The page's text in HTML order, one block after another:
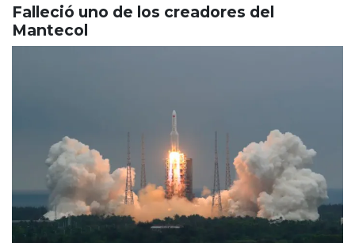
Falleció uno de los creadores del
Mantecol